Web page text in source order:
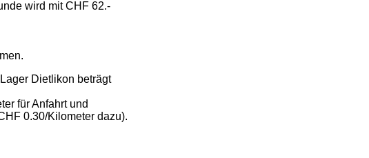
wird mit CHF 62.-
Dietlikon beträgt
für Anfahrt und
0.30/Kilometer dazu).